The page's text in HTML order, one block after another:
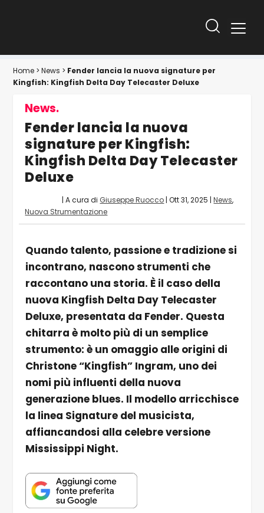
Home >News > Fender lancia la nuova signature per
Kingfish: Kingfish Delta Day Telecaster Deluxe
News.
Fender lancia la nuova
signature per Kingfish:
Kingfish Delta Day Telecaster
Deluxe
| A cura di Giuseppe Ruocco |Ott 31, 2025 |News,
Nuova Strumentazione
Quando talento, passione e tradizione si
incontrano, nascono strumenti che
raccontano una storia. È il caso della
nuova Kingfish Delta Day Telecaster
Deluxe, presentata da Fender. Questa
chitarra è molto più di un semplice
strumento: è un omaggio alle origini di
Christone “Kingfish” Ingram, uno dei
nomi più influenti della nuova
generazione blues. Il modello arricchisce
la linea Signature del musicista,
affiancandosi alla celebre versione
Mississippi Night.